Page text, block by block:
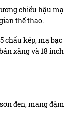
chiếu hậu mạ
thể thao.
chấu kép, mạ bạc
xăng và 18 inch
đen, mang đậm